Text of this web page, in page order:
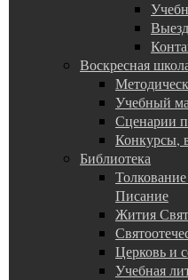
Воскресная
Учебный
Сценарии
Конкурсы,
Библиотека
Писание
Жития
Церковь и
Учебная